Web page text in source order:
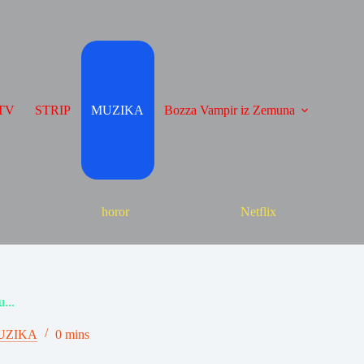
STRIP MUZIKA Bozza Vampir iz Zemuna
horor Netflix
0 mins